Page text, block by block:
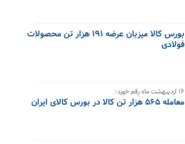
بورس کالا میزبان عرضه ۱۹۱ هزار تن محصولات
فولادی
۱۶ اردیبهشت ماه رقم خورد؛
معامله ۵۶۵ هزار تن کالا در بورس کالای ایران